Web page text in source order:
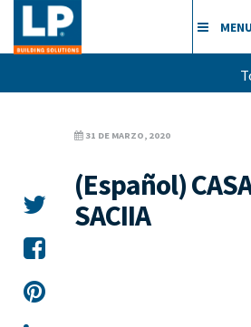
31 DE MARZO, 2020
(Español)
SACIIA